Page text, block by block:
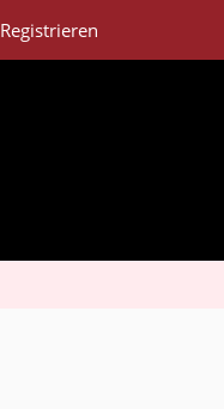
Registrieren